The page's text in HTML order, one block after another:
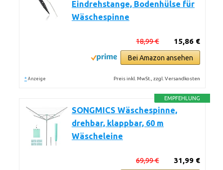
Eindrehstange, Bodenhülse für
Wäschespinne
15,86 €
18,99 €
Bei Amazon ansehen
* Anzeige Preis inkl. MwSt., zzgl. Versandkosten
EMPFEHLUNG
SONGMICS Wäschespinne,
drehbar, klappbar, 60 m
Wäscheleine
31,99 €
69,99 €